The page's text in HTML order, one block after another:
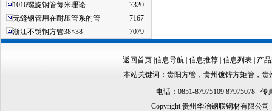
1016螺旋钢管每米理论
7320
无缝钢管用在耐压管系的管
7167
浙江不锈钢方管38×38
7079
返回首页 信息导航 信息推荐 信息列表
产
本站关键词： 贵阳方管， 贵州镀锌方矩管， 贵
电话：0851-87975109 87975078 传
Copyright 贵州华冶钢联钢材有限公